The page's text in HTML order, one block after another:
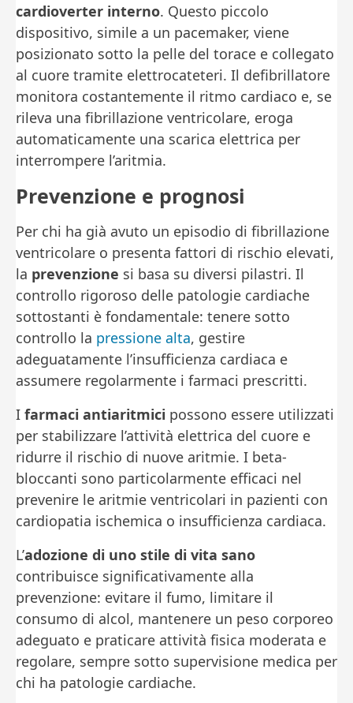
cardioverter interno. Questo piccolo
dispositivo, simile a un pacemaker, viene
posizionato sotto la pelle del torace e collegato
al cuore tramite elettrocateteri. Il defibrillatore
monitora costantemente il ritmo cardiaco e, se
rileva una fibrillazione ventricolare, eroga
automaticamente una scarica elettrica per
interrompere l’aritmia.
Prevenzione e prognosi
Per chi ha già avuto un episodio di fibrillazione
ventricolare o presenta fattori di rischio elevati,
la prevenzione si basa su diversi pilastri. Il
controllo rigoroso delle patologie cardiache
sottostanti è fondamentale: tenere sotto
controllo la pressione alta, gestire
adeguatamente l’insufficienza cardiaca e
assumere regolarmente i farmaci prescritti.
I farmaci antiaritmici possono essere utilizzati
per stabilizzare l’attività elettrica del cuore e
ridurre il rischio di nuove aritmie. I beta-
bloccanti sono particolarmente efficaci nel
prevenire le aritmie ventricolari in pazienti con
cardiopatia ischemica o insufficienza cardiaca.
L’adozione di uno stile di vita sano
contribuisce significativamente alla
prevenzione: evitare il fumo, limitare il
consumo di alcol, mantenere un peso corporeo
adeguato e praticare attività fisica moderata e
regolare, sempre sotto supervisione medica per
chi ha patologie cardiache.